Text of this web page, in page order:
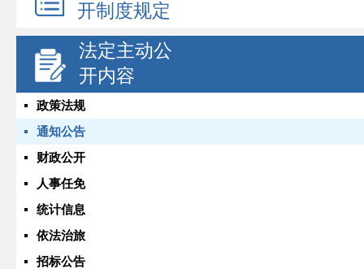
开制度规定
法定主动公
开内容
政策法规
通知公告
财政公开
人事任免
统计信息
依法治旅
招标公告